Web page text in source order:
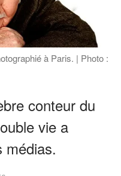
à Paris. | Photo :
conteur du
vie a
médias.